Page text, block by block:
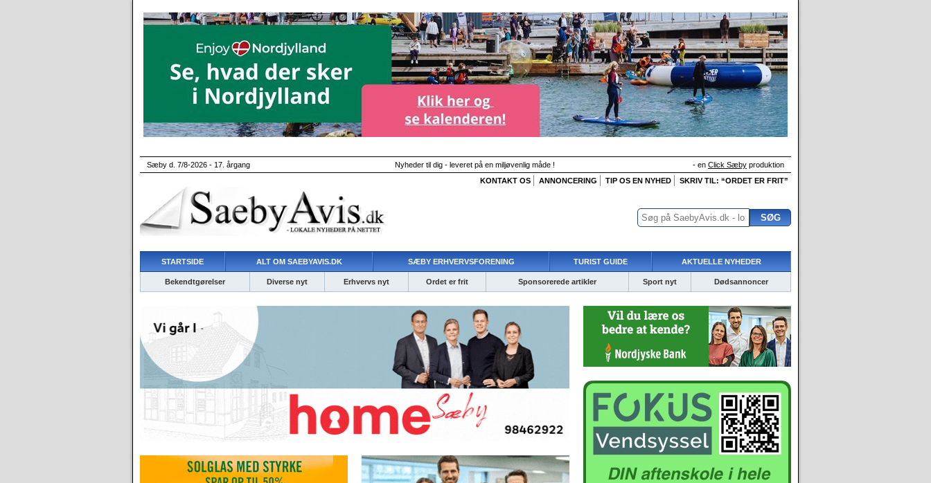
Sæby d. 7/8-2026 - 17. årgang Nyheder til dig - leveret på en miljøvenlig måde ! - en Click Sæby produktion
KONTAKT OS
ANNONCERING TIP OS EN NYHED SKRIV TIL: “ORDET ER FRIT”
STARTSIDE ALT OM SAEBYAVIS.DK SÆBY ERHVERVSFORENING TURIST GUIDE AKTUELLE NYHEDER
Bekendtgørelser Diverse nyt Erhvervs nyt Ordet er frit Sponsorerede artikler Sport nyt Dødsannoncer